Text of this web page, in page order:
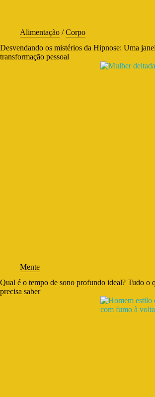
Alimentação /Corpo
Desvendando os mistérios da Hipnose: Uma
transformação pessoal
Mente
Qual é o tempo de sono profundo ideal? Tudo o
precisa saber